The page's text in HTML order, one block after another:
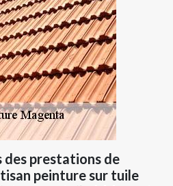
des prestations de
peinture sur tuile